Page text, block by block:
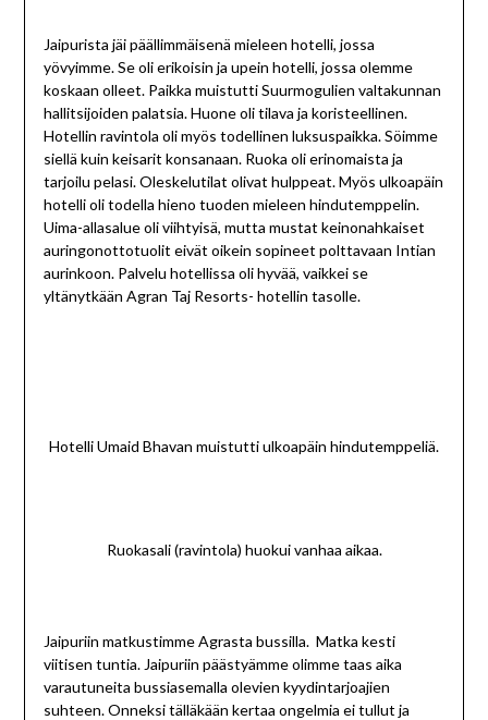
Jaipurista jäi päällimmäisenä mieleen hotelli, jossa
yövyimme. Se oli erikoisin ja upein hotelli, jossa olemme
koskaan olleet. Paikka muistutti Suurmogulien valtakunnan
hallitsijoiden palatsia. Huone oli tilava ja koristeellinen.
Hotellin ravintola oli myös todellinen luksuspaikka. Söimme
siellä kuin keisarit konsanaan. Ruoka oli erinomaista ja
tarjoilu pelasi. Oleskelutilat olivat hulppeat. Myös ulkoapäin
hotelli oli todella hieno tuoden mieleen hindutemppelin.
Uima-allasalue oli viihtyisä, mutta mustat keinonahkaiset
auringonottotuolit eivät oikein sopineet polttavaan Intian
aurinkoon. Palvelu hotellissa oli hyvää, vaikkei se
yltänytkään Agran Taj Resorts- hotellin tasolle.
Hotelli Umaid Bhavan muistutti ulkoapäin hindutemppeliä.
Ruokasali (ravintola) huokui vanhaa aikaa.
Jaipuriin matkustimme Agrasta bussilla. Matka kesti
viitisen tuntia. Jaipuriin päästyämme olimme taas aika
varautuneita bussiasemalla olevien kyydintarjoajien
suhteen. Onneksi tälläkään kertaa ongelmia ei tullut ja